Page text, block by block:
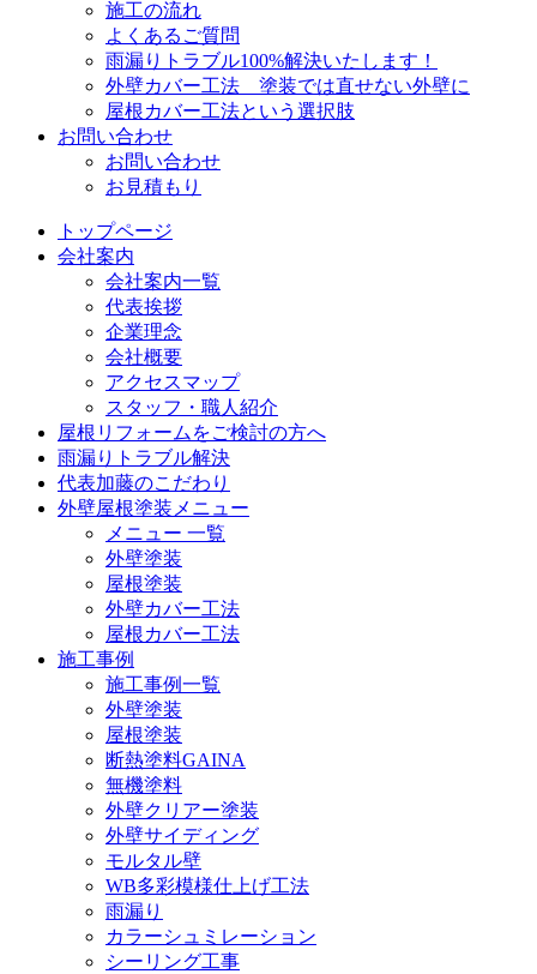
施工の流れ
よくあるご質問
雨漏りトラブル100%解決いたします！
外壁カバー工法 塗装では直せない外壁に
屋根カバー工法という選択肢
お問い合わせ
お問い合わせ
お見積もり
トップページ
会社案内
会社案内一覧
代表挨拶
企業理念
会社概要
アクセスマップ
スタッフ・職人紹介
屋根リフォームをご検討の方へ
雨漏りトラブル解決
代表加藤のこだわり
外壁屋根塗装メニュー
メニュー 一覧
外壁塗装
屋根塗装
外壁カバー工法
屋根カバー工法
施工事例
施工事例一覧
外壁塗装
屋根塗装
断熱塗料GAINA
無機塗料
外壁クリアー塗装
外壁サイディング
モルタル壁
WB多彩模様仕上げ工法
雨漏り
カラーシュミレーション
シーリング工事